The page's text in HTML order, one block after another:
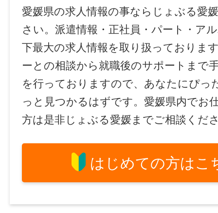
愛媛県の求人情報の事ならじょぶる愛
さい。派遣情報・正社員・パート・ア
下最大の求人情報を取り扱っておりま
ーとの相談から就職後のサポートまで
を行っておりますので、あなたにぴっ
っと見つかるはずです。愛媛県内でお
方は是非じょぶる愛媛までご相談くだ
はじめての方はこ